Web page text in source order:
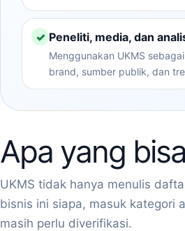
✓ Peneliti, media, dan
Menggunakan UKMS
brand, sumber publik, dan
Apa yang
UKMS tidak hanya menulis
bisnis ini siapa, masuk kategori
masih perlu diverifikasi.